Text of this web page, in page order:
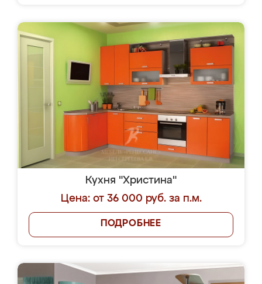
Кухня "Христина"
Цена: от 36 000 руб. за п.м.
ПОДРОБНЕЕ